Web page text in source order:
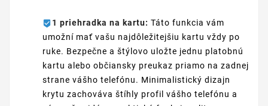
1 priehradka na kartu: Táto funkcia vám
umožní mať vašu najdôležitejšiu kartu vždy po
ruke. Bezpečne a štýlovo uložte jednu platobnú
kartu alebo občiansky preukaz priamo na zadnej
strane vášho telefónu. Minimalistický dizajn
krytu zachováva štíhly profil vášho telefónu a